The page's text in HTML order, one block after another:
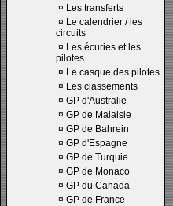
¤ Les transferts
¤ Le calendrier / les
circuits
¤ Les écuries et les
pilotes
¤ Le casque des pilotes
¤ Les classements
¤ GP d'Australie
¤ GP de Malaisie
¤ GP de Bahrein
¤ GP d'Espagne
¤ GP de Turquie
¤ GP de Monaco
¤ GP du Canada
¤ GP de France